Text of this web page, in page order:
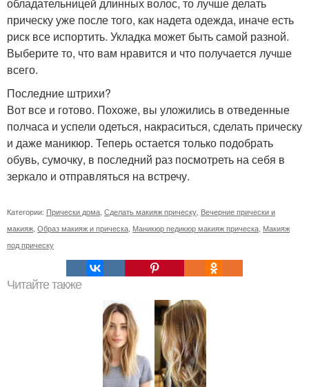
прическу уже после того, как надета одежда, иначе есть
риск все испортить. Укладка может быть самой разной.
Выберите то, что вам нравится и что получается лучше
всего.
Последние штрихи?
Вот все и готово. Похоже, вы уложились в отведенные
полчаса и успели одеться, накраситься, сделать прическу
и даже маникюр. Теперь остается только подобрать
обувь, сумочку, в последний раз посмотреть на себя в
зеркало и отправляться на встречу.
Категории: Прически дома Сделать макияж прическу Вечерние прически и
макияж Образ макияж и прическа Маникюр педикюр макияж прическа Макияж
под прическу
Читайте также